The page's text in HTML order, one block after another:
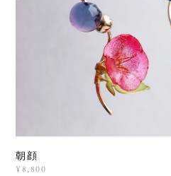
朝顔
¥8,800